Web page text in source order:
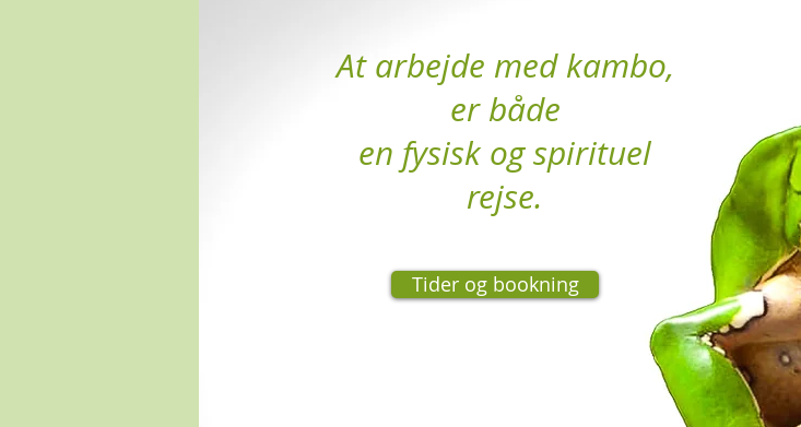
At arbejde med kambo,
er både
en fysisk og spirituel
rejse.
Tider og bookning